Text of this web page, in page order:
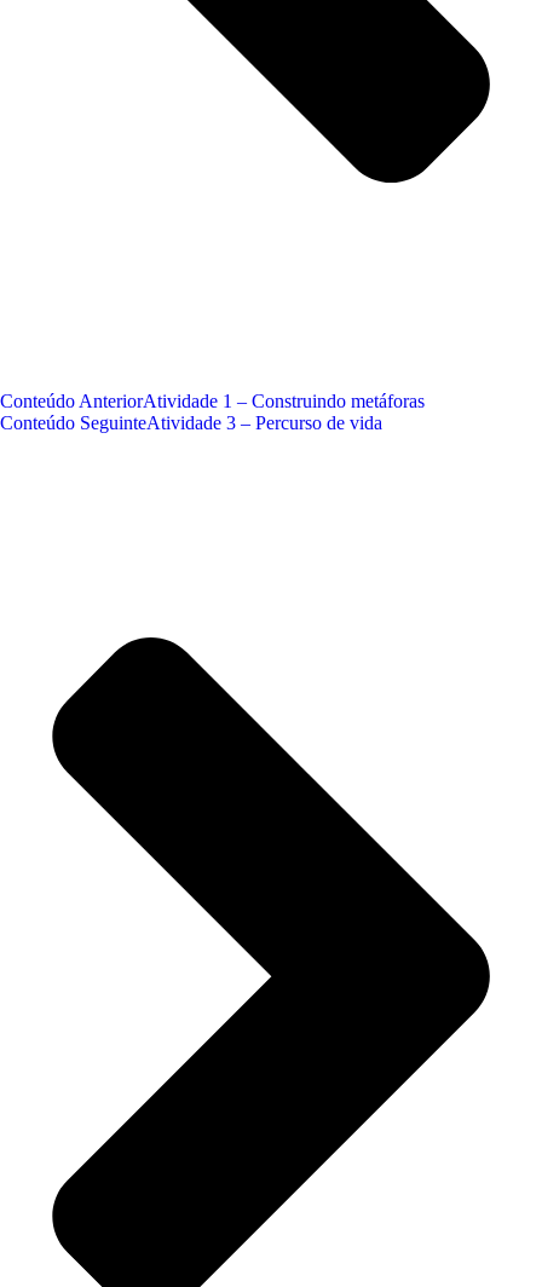
Conteúdo AnteriorAtividade 1 – Construindo metáforas
Conteúdo SeguinteAtividade 3 – Percurso de vida